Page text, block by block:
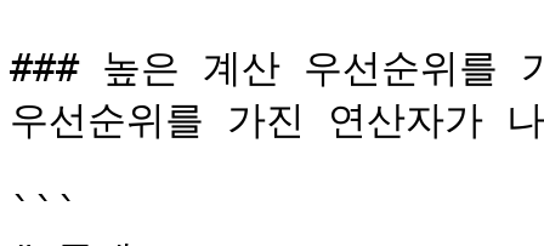
### 높은 계산 우선순위를
우선순위를 가진 연산자가
```